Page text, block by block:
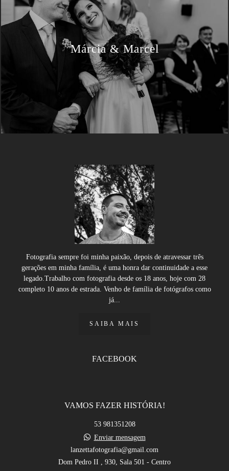
Márcia & Marcel
Fotografia sempre foi minha paixão, depois de atravessar três
gerações em minha família, é uma honra dar continuidade a esse
legado.Trabalho com fotografia desde os 18 anos, hoje com 28
completo 10 anos de estrada. Venho de família de fotógrafos como
já...
SAIBA MAIS
FACEBOOK
VAMOS FAZER HISTÓRIA!
53 981351208
Enviar mensagem
lanzettafotografia@gmail.com
Dom Pedro II , 930, Sala 501 - Centro